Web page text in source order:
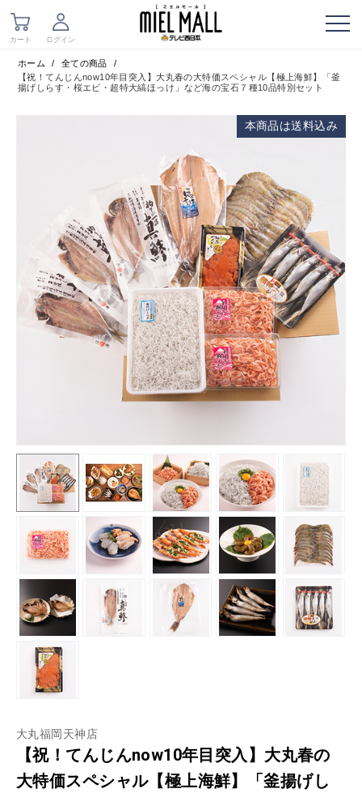
ホーム / 全ての商品
/
【祝！てんじんnow10年目突入】大丸春の大特価スペシャル【極上海鮮】「釜
揚げしらす・桜エビ・超特大縞ほっけ」など海の宝石７種10品特別セット
本商品は送料込み
大丸福岡天神店
【祝！てんじんnow10年目突入】大丸春の
大特価スペシャル【極上海鮮】「釜揚げし